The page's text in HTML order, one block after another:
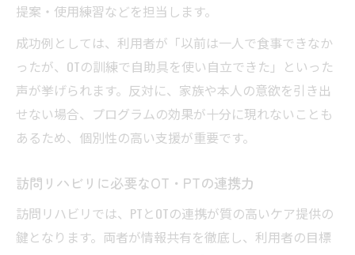
提案・使用練習などを担当します。
成功例としては、利用者が「以前は一人で食事できなか
ったが、OTの訓練で自助具を使い自立できた」といった
声が挙げられます。反対に、家族や本人の意欲を引き出
せない場合、プログラムの効果が十分に現れないことも
あるため、個別性の高い支援が重要です。
訪問リハビリに必要なOT・PTの連携力
訪問リハビリでは、PTとOTの連携が質の高いケア提供の
鍵となります。両者が情報共有を徹底し、利用者の目標